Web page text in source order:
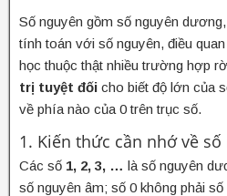
Số nguyên gồm số nguyên
tính toán với số nguyên, điều
học thuộc thật nhiều trường hợp
trị tuyệt đối cho biết độ lớn của
về phía nào của 0 trên trục số.
1. Kiến thức cần nhớ về số
Các số 1, 2, 3, … là số nguyên
số nguyên âm; số 0 không phải